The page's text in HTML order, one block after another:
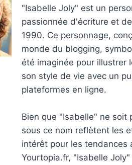
"Isabelle Joly" est un
passionnée d'écriture et
1990. Ce personnage,
monde du blogging,
été imaginée pour illustrer
son style de vie avec un
plateformes en ligne.
Bien que "Isabelle" ne soit
sous ce nom reflètent les
intérêt pour les tendances
Yourtopia.fr, "Isabelle